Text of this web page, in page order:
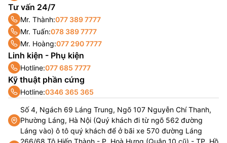
Tư vấn 24/7
Mr. Thành:077 389 7777
Mr. Tuấn:078 389 7777
Mr. Hoàng:077 290 7777
Linh kiện - Phụ kiện
Hotline:077 685 7777
Kỹ thuật phần cứng
Hotline:0346 365 365
Số 4, Ngách 69 Láng Trung, Ngõ 107 Nguyễn Chí Thanh,
Phường Láng, Hà Nội (Quý khách đi từ ngõ 562 đường
Láng vào) ô tô quý khách để ở bãi xe 570 đường Láng
266/68 Tô Hiến Thành - P. Hoà Hưng (Quận 10 cũ) - TP. Hồ